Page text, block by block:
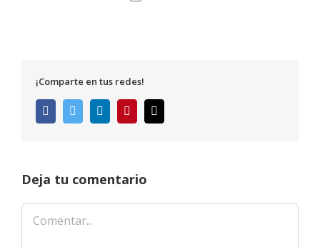
¡Comparte en tus redes!
FacebookTwitter LinkedInPinterest
electrónico
Deja tu comentario
Comentar